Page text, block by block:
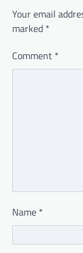
Your email
marked *
Comment *
Name *